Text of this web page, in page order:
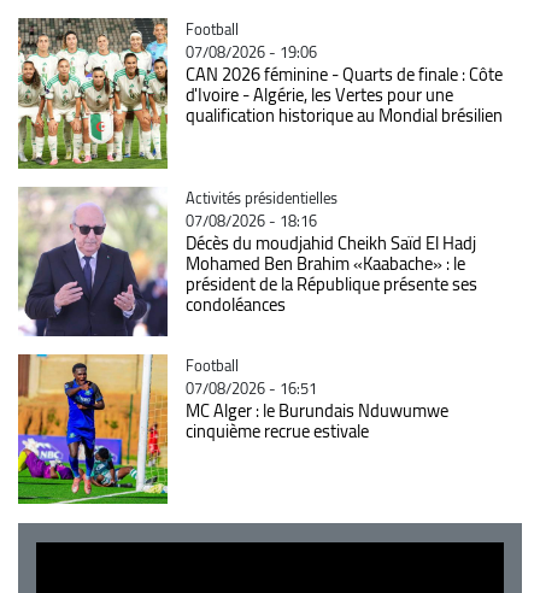
Catégorie
Football
07/08/2026 - 19:06
CAN 2026 féminine - Quarts de finale : Côte
d'Ivoire - Algérie, les Vertes pour une
qualification historique au Mondial brésilien
Catégorie
Activités présidentielles
07/08/2026 - 18:16
Décès du moudjahid Cheikh Saïd El Hadj
Mohamed Ben Brahim «Kaabache» : le
président de la République présente ses
condoléances
Catégorie
Football
07/08/2026 - 16:51
MC Alger : le Burundais Nduwumwe
cinquième recrue estivale